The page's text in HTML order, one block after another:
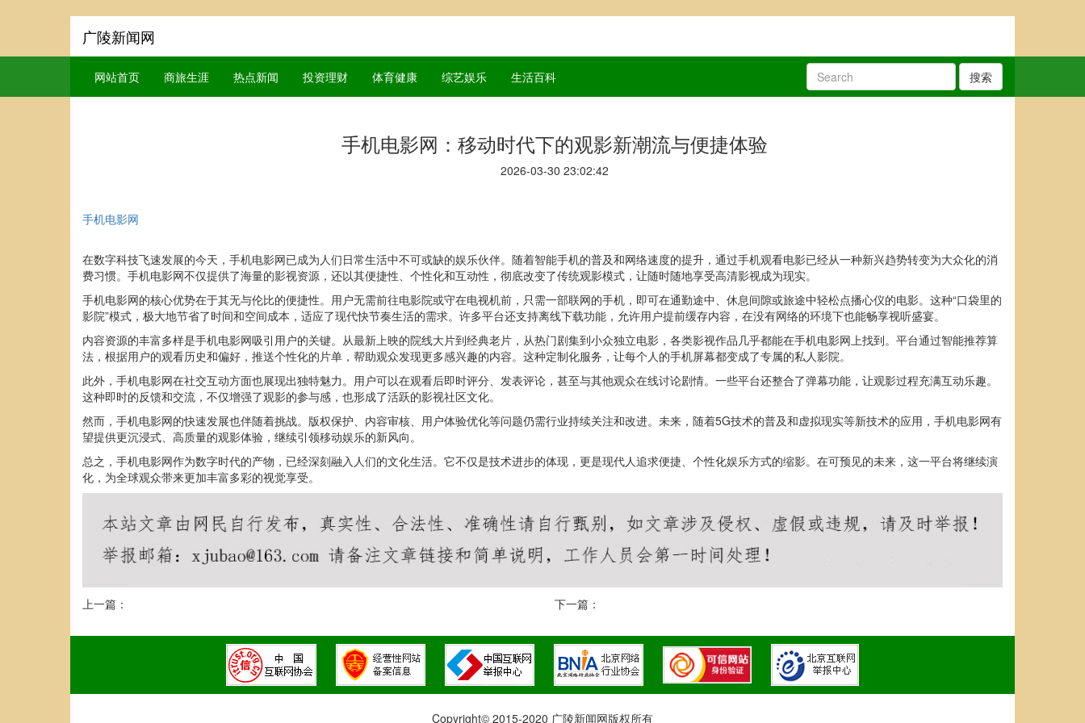
广陵新闻网
网站首页 商旅生涯 热点新闻 投资理财 体育健康 综艺娱乐 生活百科 搜索
手机电影网：移动时代下的观影新潮流与便捷体验
2026-03-30 23:02:42
手机电影网
在数字科技飞速发展的今天，手机电影网已成为人们日常生活中不可或缺的娱乐伙伴。随着智能手机的普及和网络速度的提升，通过手机观看电影已经从一种新兴趋势转变为大众化的消
费习惯。手机电影网不仅提供了海量的影视资源，还以其便捷性、个性化和互动性，彻底改变了传统观影模式，让随时随地享受高清影视成为现实。
手机电影网的核心优势在于其无与伦比的便捷性。用户无需前往电影院或守在电视机前，只需一部联网的手机，即可在通勤途中、休息间隙或旅途中轻松点播心仪的电影。这种“口袋里的
影院”模式，极大地节省了时间和空间成本，适应了现代快节奏生活的需求。许多平台还支持离线下载功能，允许用户提前缓存内容，在没有网络的环境下也能畅享视听盛宴。
内容资源的丰富多样是手机电影网吸引用户的关键。从最新上映的院线大片到经典老片，从热门剧集到小众独立电影，各类影视作品几乎都能在手机电影网上找到。平台通过智能推荐算
法，根据用户的观看历史和偏好，推送个性化的片单，帮助观众发现更多感兴趣的内容。这种定制化服务，让每个人的手机屏幕都变成了专属的私人影院。
此外，手机电影网在社交互动方面也展现出独特魅力。用户可以在观看后即时评分、发表评论，甚至与其他观众在线讨论剧情。一些平台还整合了弹幕功能，让观影过程充满互动乐趣。
这种即时的反馈和交流，不仅增强了观影的参与感，也形成了活跃的影视社区文化。
然而，手机电影网的快速发展也伴随着挑战。版权保护、内容审核、用户体验优化等问题仍需行业持续关注和改进。未来，随着5G技术的普及和虚拟现实等新技术的应用，手机电影网有
望提供更沉浸式、高质量的观影体验，继续引领移动娱乐的新风向。
总之，手机电影网作为数字时代的产物，已经深刻融入人们的文化生活。它不仅是技术进步的体现，更是现代人追求便捷、个性化娱乐方式的缩影。在可预见的未来，这一平台将继续演
化，为全球观众带来更加丰富多彩的视觉享受。
上一篇： 下一篇：
Copyright© 2015-2020 广陵新闻网版权所有